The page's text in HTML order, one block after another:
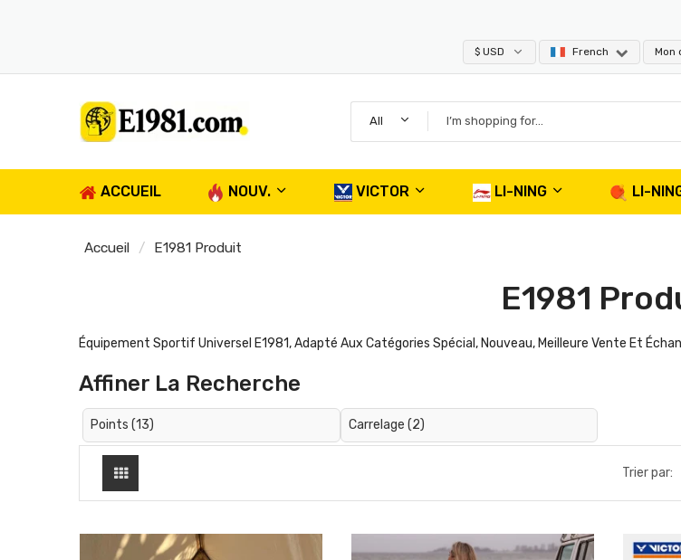
$ USD French Mon
All
ACCUEIL NOUV. VICTOR LI-NING LI-
Accueil E1981 Produit
E1981
Équipement Sportif Universel E1981, Adapté Aux Catégories Spécial, Nouveau, Meilleure Vente Et
Affiner La Recherche
Points (13) Carrelage (2)
Trier par: